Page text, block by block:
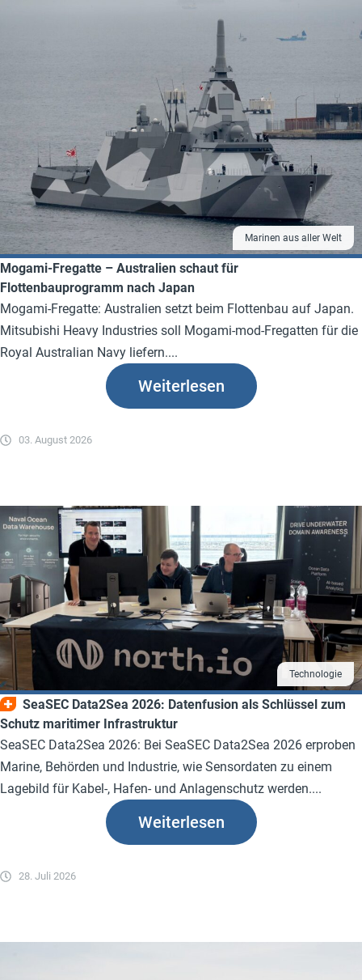
Marinen aus aller Welt
Mogami-Fregatte – Australien schaut für
Flottenbauprogramm nach Japan
Mogami-Fregatte: Australien setzt beim Flottenbau auf Japan.
Mitsubishi Heavy Industries soll Mogami-mod-Fregatten für die
Royal Australian Navy liefern....
03. August 2026
Weiterlesen
Technologie
SeaSEC Data2Sea 2026: Datenfusion als Schlüssel zum
Schutz maritimer Infrastruktur
SeaSEC Data2Sea 2026: Bei SeaSEC Data2Sea 2026 erproben
Marine, Behörden und Industrie, wie Sensordaten zu einem
Lagebild für Kabel-, Hafen- und Anlagenschutz werden....
28. Juli 2026
Weiterlesen